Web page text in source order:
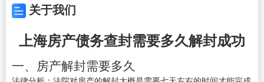
关于我们
上海房产债务查封需要多久解封成功
一、房产解封需要多久